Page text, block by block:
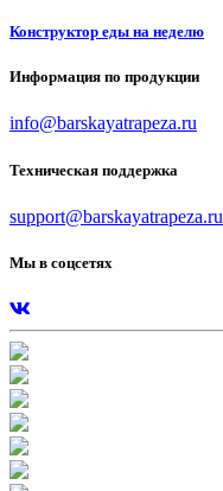
Конструктор еды на неделю
Информация по продукции
info@barskayatrapeza.ru
Техническая поддержка
support@barskayatrapeza.ru
Мы в соцсетях